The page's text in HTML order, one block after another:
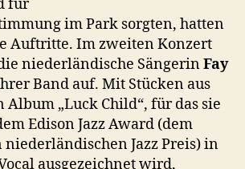
für
im Park sorgten, hatten
Auftritte. Im zweiten Konzert
niederländische SängerinFay
Band auf. Mit Stücken aus
„Luck Child“, für das sie
Edison Jazz Award (dem
Jazz Preis) in
ausgezeichnet wird,